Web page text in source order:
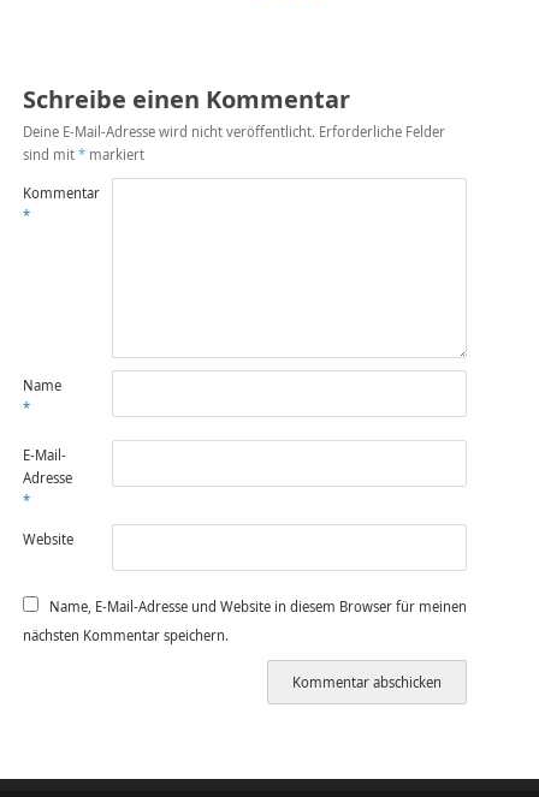
Schreibe einen Kommentar
Deine E-Mail-Adresse wird nicht veröffentlicht. Erforderliche Felder
sind mit *markiert
Kommentar
*
Name
*
E-Mail-
Adresse
*
Website
Name, E-Mail-Adresse und Website in diesem Browser für meinen
nächsten Kommentar speichern.